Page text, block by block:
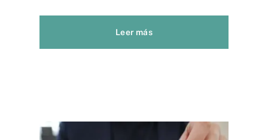
Leer más